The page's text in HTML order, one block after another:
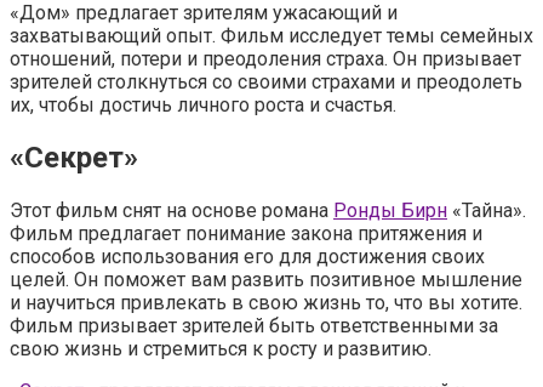
«Дом» предлагает зрителям ужасающий и
захватывающий опыт. Фильм исследует темы семейных
отношений, потери и преодоления страха. Он призывает
зрителей столкнуться со своими страхами и преодолеть
их, чтобы достичь личного роста и счастья.
«Секрет»
Этот фильм снят на основе романа Ронды Бирн «Тайна».
Фильм предлагает понимание закона притяжения и
способов использования его для достижения своих
целей. Он поможет вам развить позитивное мышление
и научиться привлекать в свою жизнь то, что вы хотите.
Фильм призывает зрителей быть ответственными за
свою жизнь и стремиться к росту и развитию.